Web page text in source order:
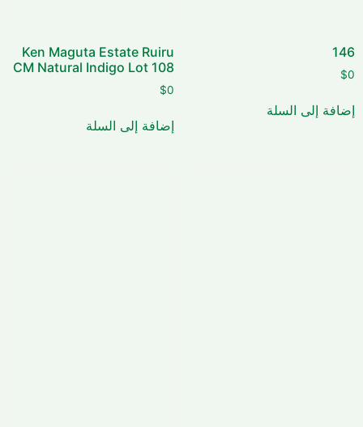
146
$0
إضافة إلى السلة
Ken Maguta Estate Ruiru
CM Natural Indigo Lot 108
$0
إضافة إلى السلة